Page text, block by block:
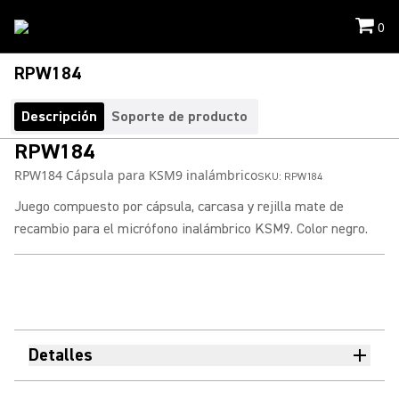
0
RPW184
Descripción Soporte de producto
RPW184
RPW184 Cápsula para KSM9 inalámbricoSKU: RPW184
Juego compuesto por cápsula, carcasa y rejilla mate de
recambio para el micrófono inalámbrico KSM9. Color negro.
Detalles